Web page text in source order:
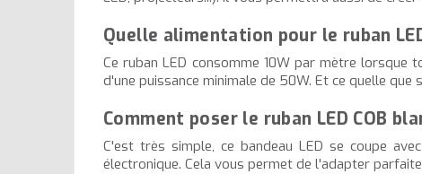
Quelle alimentation pour le ruban
Ce ruban LED consomme 10W par mètre lorsque
d'une puissance minimale de 50W. Et ce quelle
Comment poser le ruban LED COB
C'est très simple, ce bandeau LED se coupe
électronique. Cela vous permet de l'adapter